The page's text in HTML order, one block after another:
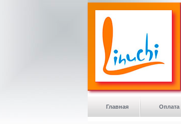
Главная Оплата